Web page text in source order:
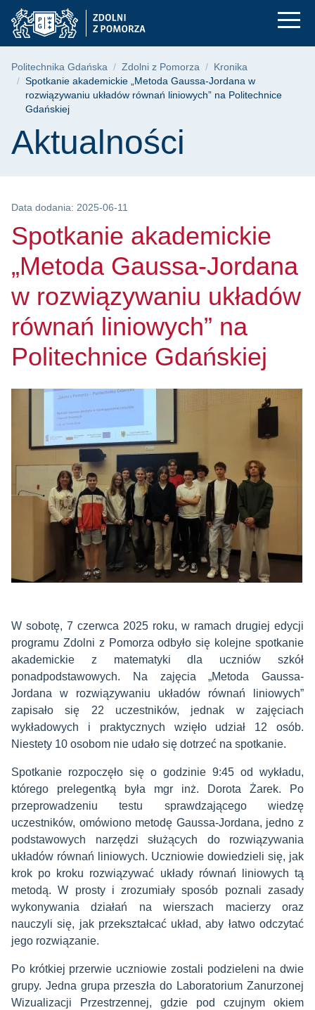
Przejdź
do
menu
Przejdź
do
wyszukiwarki
Przejdź
do
treści
Spotkanie
Ścieżka nawigacyjna
Politechnika Gdańska Zdolni z Pomorza
Kronika
Spotkanie akademickie „Metoda Gaussa-Jordana w
rozwiązywaniu układów równań liniowych” na Politechnice
Gdańskiej
Treść strony
Aktualności
Data dodania: 2025-06-11
Spotkanie akademickie
„Metoda Gaussa-Jordana
w rozwiązywaniu układów
równań liniowych” na
Politechnice Gdańskiej
W sobotę, 7 czerwca 2025 roku, w ramach drugiej edycji
programu Zdolni z Pomorza odbyło się kolejne spotkanie
akademickie z matematyki dla uczniów szkół
ponadpodstawowych. Na zajęcia „Metoda Gaussa-
Jordana w rozwiązywaniu układów równań liniowych”
zapisało się 22 uczestników, jednak w zajęciach
wykładowych i praktycznych wzięło udział 12 osób.
Niestety 10 osobom nie udało się dotrzeć na spotkanie.
Spotkanie rozpoczęło się o godzinie 9:45 od wykładu,
którego prelegentką była mgr inż. Dorota Żarek. Po
przeprowadzeniu testu sprawdzającego wiedzę
uczestników, omówiono metodę Gaussa-Jordana, jedno z
podstawowych narzędzi służących do rozwiązywania
układów równań liniowych. Uczniowie dowiedzieli się, jak
krok po kroku rozwiązywać układy równań liniowych tą
metodą. W prosty i zrozumiały sposób poznali zasady
wykonywania działań na wierszach macierzy oraz
nauczyli się, jak przekształcać układ, aby łatwo odczytać
jego rozwiązanie.
Po krótkiej przerwie uczniowie zostali podzieleni na dwie
grupy. Jedna grupa przeszła do Laboratorium Zanurzonej
Wizualizacji Przestrzennej, gdzie pod czujnym okiem